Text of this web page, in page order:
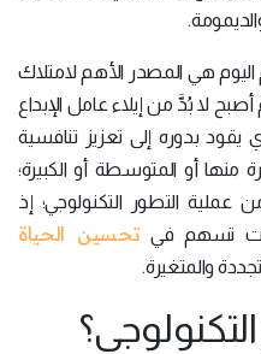
هي المصدر الأهم لامتلاك
لا بُدَّ من إيلاء عامل الإبداع
يقود بدوره إلى تعزيز تنافسية
منها أو المتوسطة أو الكبيرة؛
عملية التطور التكنولوجي؛ إذ
تسهم في تحسين الحياة
والمتغيرة.